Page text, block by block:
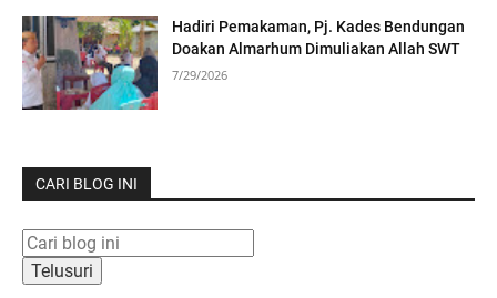
Hadiri Pemakaman, Pj. Kades Bendungan
Doakan Almarhum Dimuliakan Allah SWT
7/29/2026
CARI BLOG INI